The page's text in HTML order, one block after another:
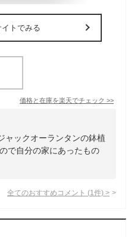
イトでみる
価格と在庫を楽天でチェック >>
ャックオーランタンの鉢植
で自分の家にあったもの
全てのおすすめコメント (1 件) >